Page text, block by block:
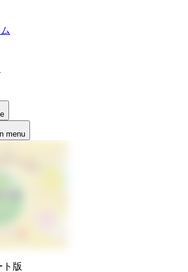
menu
ト版